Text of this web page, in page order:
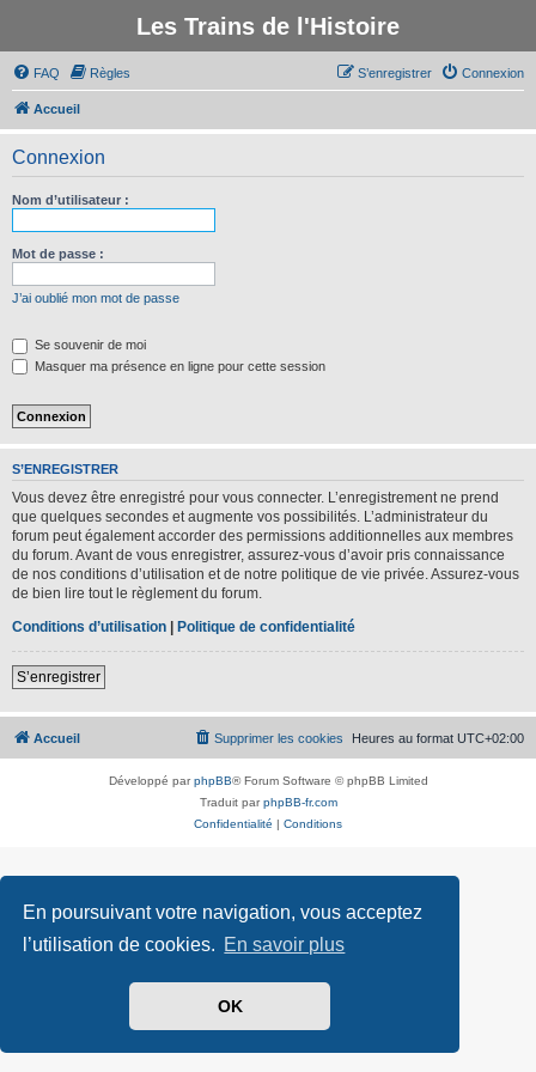
En poursuivant votre navigation, vous acceptez
l’utilisation de cookies. En savoir plus
OK
Les Trains de l'Histoire
FAQ Règles Connexion
S’enregistrer
Accueil
Connexion
Nom d’utilisateur :
Mot de passe :
J’ai oublié mon mot de passe
Se souvenir de moi
Masquer ma présence en ligne pour cette session
S’ENREGISTRER
Vous devez être enregistré pour vous connecter. L’enregistrement ne prend
que quelques secondes et augmente vos possibilités. L’administrateur du
forum peut également accorder des permissions additionnelles aux membres
du forum. Avant de vous enregistrer, assurez-vous d’avoir pris connaissance
de nos conditions d’utilisation et de notre politique de vie privée. Assurez-vous
de bien lire tout le règlement du forum.
Conditions d’utilisation | Politique de confidentialité
S’enregistrer
Accueil Heures au format UTC+02:00
Supprimer les cookies
Développé parphpBB® Forum Software © phpBB Limited
Traduit parphpBB-fr.com
Confidentialité | Conditions